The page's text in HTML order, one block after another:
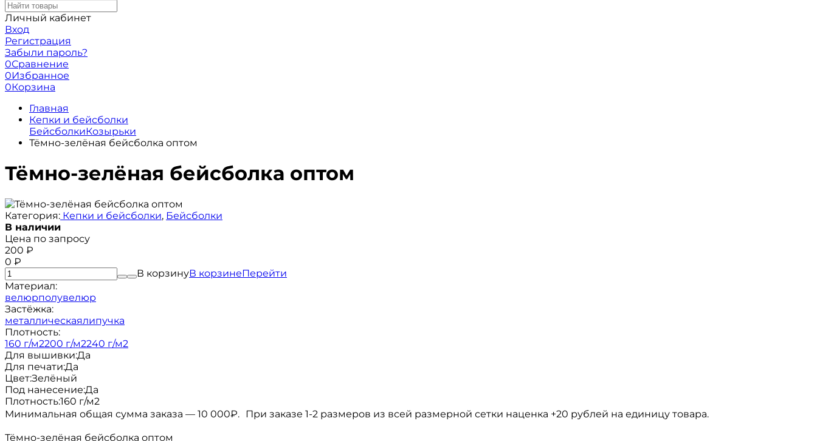
Личный кабинет
Вход
Регистрация
Забыли пароль?
0Сравнение
0Избранное
0Корзина
Главная
Кепки и бейсболки
БейсболкиКозырьки
Тёмно-зелёная бейсболка оптом
Тёмно-зелёная бейсболка оптом
Категория: Кепки и бейсболки, Бейсболки
В наличии
Цена по запросу
200 ₽
0 ₽
В корзинуВ корзинеПерейти
Материал:
велюрполувелюр
Застёжка:
металлическаялипучка
Плотность:
160 г/м2200 г/м2240 г/м2
Для вышивки:Да
Для печати:Да
Цвет:Зелёный
Под нанесение:Да
Плотность:160 г/м2
Минимальная общая сумма заказа — 10 000₽. При заказе 1-2 размеров из всей размерной сетки наценка +20 рублей на единицу товара.
Тёмно-зелёная бейсболка оптом